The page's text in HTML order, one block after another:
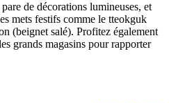
de décorations lumineuses, et
mets festifs comme le tteokguk
(beignet salé). Profitez également
grands magasins pour rapporter